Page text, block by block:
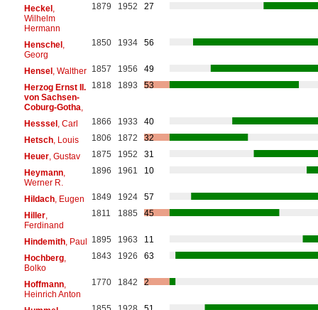
Heckel,
Wilhelm
Hermann
1879 1952 27
Henschel,
Georg
1850 1934 56
Hensel, Walther 1857 1956
49
Herzog Ernst II.
von Sachsen-
Coburg-Gotha
1818 1893 53
Hesssel, Carl 1866 1933
40
Hetsch, Louis 1806 1872
32
Heuer, Gustav 1875 1952
31
Heymann,
Werner R.
1896 1961 10
Hildach, Eugen 1849 1924
57
Hiller,
Ferdinand
1811 1885 45
Hindemith, Paul 1895 1963
11
Hochberg,
Bolko
1843 1926 63
Hoffmann,
Heinrich Anton
1770 1842 2